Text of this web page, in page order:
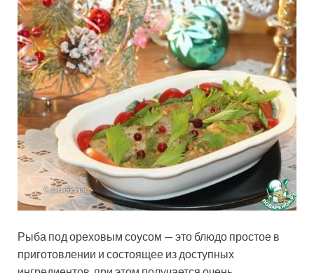
Рыба под ореховым соусом — это блюдо простое в
приготовлении и состоящее из доступных